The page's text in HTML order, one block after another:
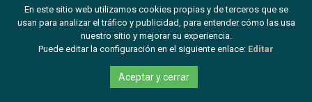
De las enfermedades cardiovasculares siguen siendo
la enfermedad isquémica del corazón, la principal
causa de muerte, y también destaca en el total de
defunciones en España las enfermedades
cerebrovasculares. En el caso de los tumores, el
cáncer de pulmón es la neoplasia que más muertes
En este sitio web utilizamos cookies propias y de terceros que se
usan para analizar el tráfico y publicidad, para entender cómo las usa
nuestro sitio y mejorar su experiencia.
Puede editar la configuración en el siguiente enlace: Editar
Aceptar y cerrar